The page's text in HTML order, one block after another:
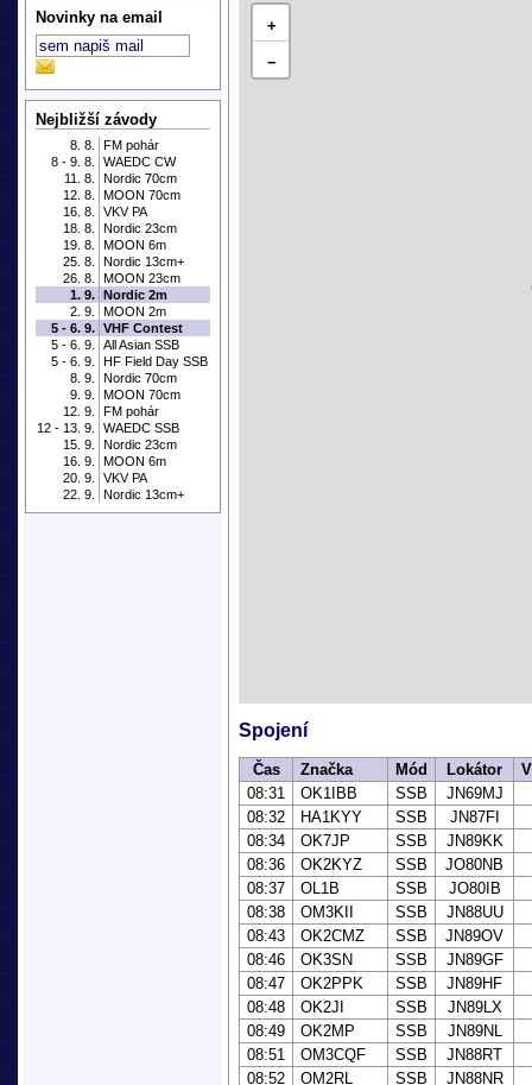
Novinky na email
Nejbližší závody
8. 8.
FM pohár
8 - 9. 8.
WAEDC CW
11. 8.
Nordic 70cm
12. 8.
MOON 70cm
16. 8.
VKV PA
18. 8.
Nordic 23cm
19. 8.
MOON 6m
25. 8.
Nordic 13cm+
26. 8.
MOON 23cm
1. 9. Nordic 2m
2. 9.
MOON 2m
5 - 6. 9. VHF Contest
5 - 6. 9.
All Asian SSB
5 - 6. 9.
HF Field Day SSB
8. 9.
Nordic 70cm
9. 9.
MOON 70cm
12. 9.
FM pohár
12 - 13. 9.
WAEDC SSB
15. 9.
Nordic 23cm
16. 9.
MOON 6m
20. 9.
VKV PA
22. 9.
Nordic 13cm+
+
−
Spojení
Čas Značka Mód Lokátor
08:31
OK1IBB SSB
JN69MJ
08:32
HA1KYY SSB
JN87FI
08:34
OK7JP SSB
JN89KK
08:36
OK2KYZ SSB
JO80NB
08:37
OL1B SSB
JO80IB
08:38
OM3KII SSB
JN88UU
08:43
OK2CMZ SSB
JN89OV
08:46
OK3SN SSB
JN89GF
08:47
OK2PPK SSB
JN89HF
08:48
OK2JI SSB
JN89LX
08:49
OK2MP SSB
JN89NL
08:51
OM3CQF SSB
JN88RT
08:52
OM2RL SSB
JN88NR